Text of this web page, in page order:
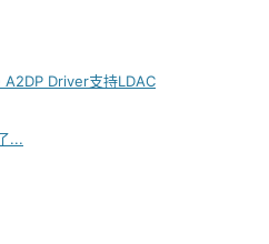
Driver支持LDAC
...